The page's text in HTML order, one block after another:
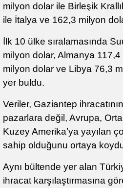
milyon dolar ile Birleşik
ile İtalya ve 162,3 milyon
İlk 10 ülke sıralamasında
milyon dolar, Almanya
milyon dolar ve Libya 76,3
yer buldu.
Veriler, Gaziantep
pazarlara değil, Avrupa,
Kuzey Amerika’ya yayılan
sahip olduğunu ortaya
Aynı bültende yer alan
ihracat karşılaştırmasına